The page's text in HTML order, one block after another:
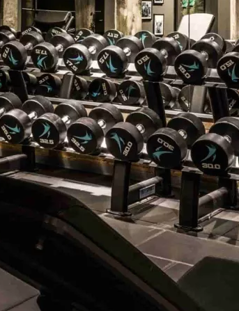
bis zu 12 Wochen pro Kalenderjahr bei
EGYM- und Milon-Kraftgeräten
automatisch an dich an - für maximale